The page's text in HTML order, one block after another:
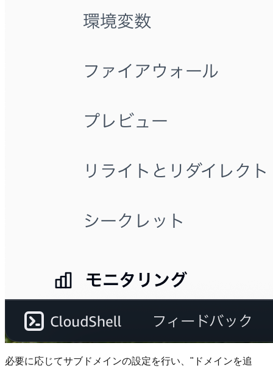
必要に応じてサブドメインの設定を行い、"ドメインを追